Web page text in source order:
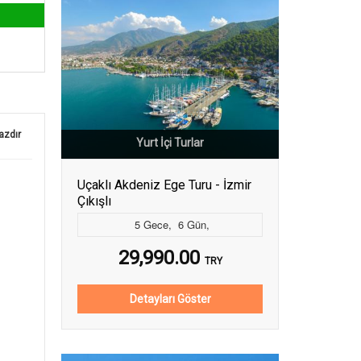
Yurt İçi Turlar
Uçaklı Akdeniz Ege Turu - İzmir
Çıkışlı
5 Gece, 6 Gün,
29,990.00 TRY
Detayları Göster